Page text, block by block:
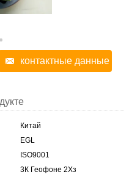
контактные данные
Китай
EGL
ISO9001
3К Геофоне 2Хз